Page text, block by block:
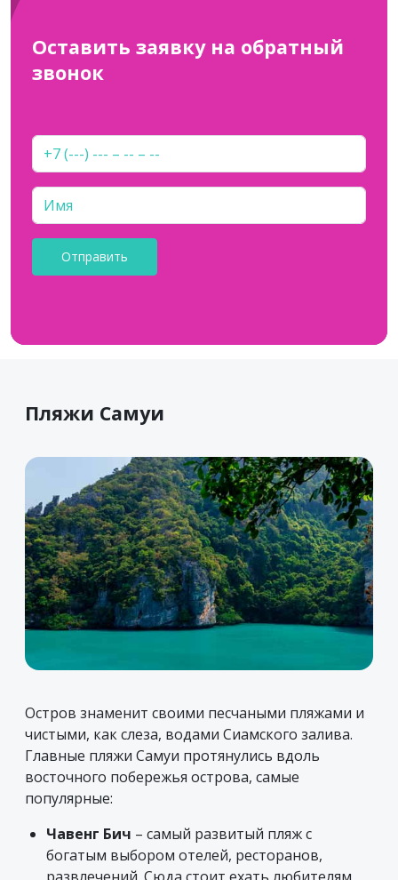
Оставить заявку на обратный
звонок
Пляжи Самуи
Остров знаменит своими песчаными пляжами и
чистыми, как слеза, водами Сиамского залива.
Главные пляжи Самуи протянулись вдоль
восточного побережья острова, самые
популярные:
Чавенг Бич – самый развитый пляж с
богатым выбором отелей, ресторанов,